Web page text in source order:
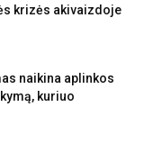
krizės akivaizdoje
naikina aplinkos
kuriuo